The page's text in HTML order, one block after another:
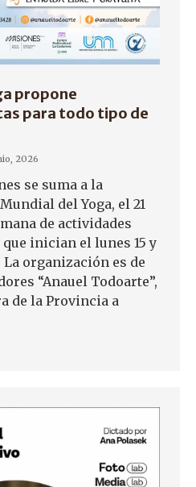
propone
para todo tipo de
2026
se suma a la
del Yoga, el 21
de actividades
inician el lunes 15 y
organización es de
“Anauel Todoarte”,
de la Provincia a